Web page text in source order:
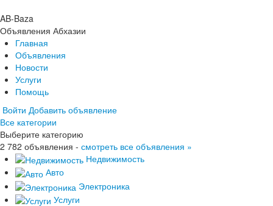
AB-Baza
Объявления Абхазии
Главная
Объявления
Новости
Услуги
Помощь
Войти Добавить объявление
Главная
Объявления
Новости
Услуги
Помощь
Все категории
Выберите категорию
2 782 объявления - смотреть все объявления »
Недвижимость
Авто
Электроника
Услуги